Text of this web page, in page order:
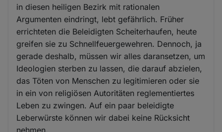
in diesen heiligen Bezirk mit rationalen
Argumenten eindringt, lebt gefährlich. Früher
errichteten die Beleidigten Scheiterhaufen, heute
greifen sie zu Schnellfeuergewehren. Dennoch, ja
gerade deshalb, müssen wir alles daransetzen, um
Ideologien sterben zu lassen, die darauf abzielen,
das Töten von Menschen zu legitimieren oder sie
in ein von religiösen Autoritäten reglementiertes
Leben zu zwingen. Auf ein paar beleidigte
Leberwürste können wir dabei keine Rücksicht
nehmen.